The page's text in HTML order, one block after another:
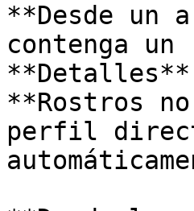
**Desde un
contenga
**Rostros
perfil